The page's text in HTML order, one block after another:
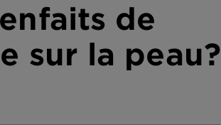
de
sur la peau?